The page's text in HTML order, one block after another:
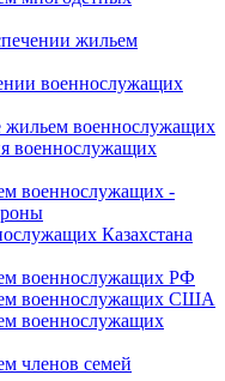
жильем
военнослужащих
жильем военнослужащих
военнослужащих
военнослужащих -
Казахстана
военнослужащих РФ
военнослужащих США
военнослужащих
членов семей